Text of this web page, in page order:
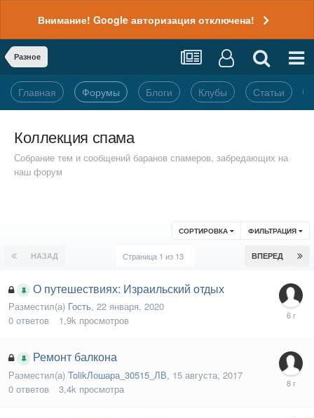
Внимание! Google авторизация отключена!
Разное
Главная Форумы Блоги Клубы Статьи
Коллекция спама
Собрание тем и сообщений баранов спамеров, забредающих на
наш форум
СОРТИРОВКА ФИЛЬТРАЦИЯ
НАЗАД ВПЕРЕД
Страница 1 из 13
О путешествиях: Израильский отдых
Разместил(а) Гость, 22 января, 2020
0 ответов 1,9k просмотров
Ремонт балкона
Разместил(а) TolikЛошара_30515_ЛВ, 15 августа, 2017
0 ответов 3,4k просмотра